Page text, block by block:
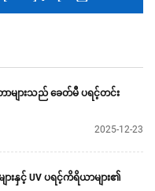
ပုဒ် ပန်ပုဒ်အဖြစ် အသုံးပြု
င့်တာများသည် ခေတ်မီ ပရင့်တင်း
2025-12-23
းနှင့် UV ပရင့်ကိရိယာများ၏